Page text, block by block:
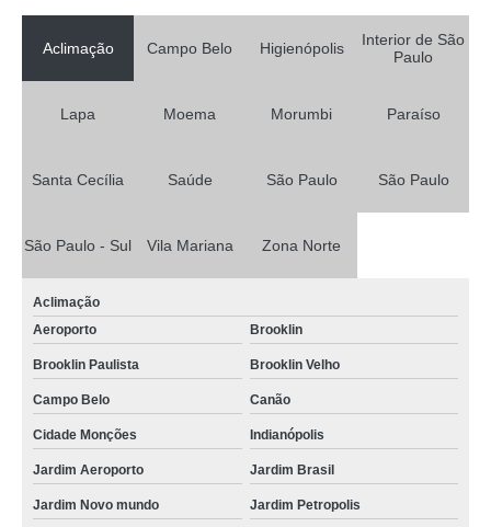
Aclimação Campo Belo Higienópolis
Interior de São
Paulo
Lapa Moema Morumbi Paraíso
Santa Cecília Saúde São Paulo São Paulo
São Paulo - Sul Vila Mariana Zona Norte
Aclimação
Aeroporto
Brooklin
Brooklin Paulista Brooklin Velho
Campo Belo Canão
Cidade Monções Indianópolis
Jardim Aeroporto Jardim Brasil
Jardim Novo mundo Jardim Petropolis